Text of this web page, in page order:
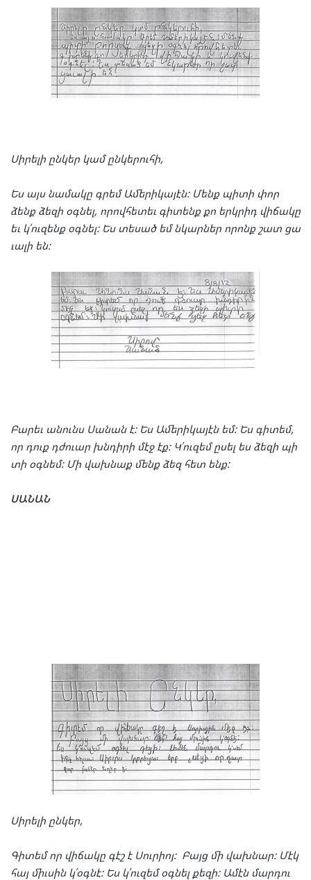
Սիրելի ընկեր կամ ընկերուհի,
Ես այս նամակը գրեմ Ամերիկայէն: Մենք պիտի փոր
ձենք ձեզի օգնել, որովհետեւ գիտենք քո երկրիդ վիճակը
եւ կ՛ուզենք օգնել: Ես տեսած եմ նկարներ որոնք շատ ցա
ւալի են:
Բարեւ անունս Սանան է: Ես Ամերիկայէն եմ: Ես գիտեմ,
որ դուք դժուար խնդիրի մէջ էք: Կ՛ուզեմ ըսել ես ձեզի պի
տի օգնեմ: Մի վախնաք մենք ձեզ հետ ենք:
ՍԱՆԱՆ
Սիրելի ընկեր,
Գիտեմ որ վիճակը գէշ է Սուրիոյ: Բայց մի վախնար: Մէկ
հայ միւսին կ՛օգնէ: Ես կ՛ուզեմ օգնել քեզի: Ամէն մարդու